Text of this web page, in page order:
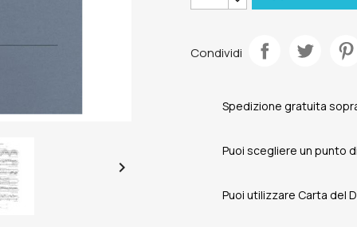

Condividi
Spedizione gratuita
Puoi scegliere un punto
Puoi utilizzare Carta del